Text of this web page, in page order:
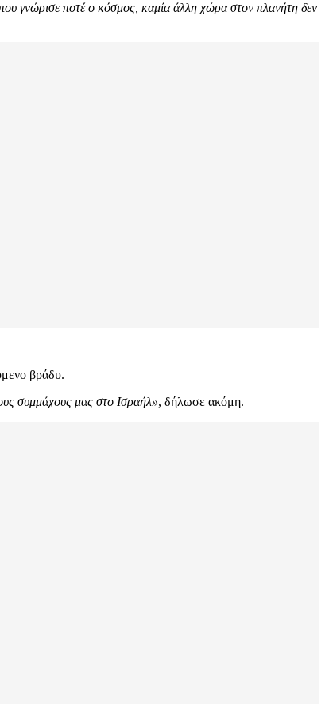
γνώρισε ποτέ ο κόσμος, καμία άλλη χώρα στον πλανήτη δεν
βράδυ.
συμμάχους μας στο Ισραήλ», δήλωσε ακόμη.